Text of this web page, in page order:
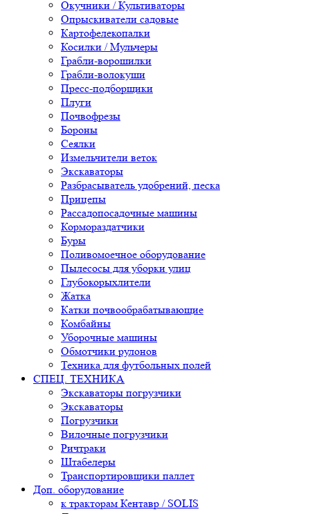
Окучники / Культиваторы
Опрыскиватели садовые
Картофелекопалки
Косилки / Мульчеры
Грабли-ворошилки
Грабли-волокуши
Пресс-подборщики
Плуги
Почвофрезы
Бороны
Сеялки
Измельчители веток
Экскаваторы
Разбрасыватель удобрений, песка
Прицепы
Рассадопосадочные машины
Кормораздатчики
Буры
Поливомоечное оборудование
Пылесосы для уборки улиц
Глубокорыхлители
Жатка
Катки почвообрабатывающие
Комбайны
Уборочные машины
Обмотчики рулонов
Техника для футбольных полей
СПЕЦ. ТЕХНИКА
Экскаваторы погрузчики
Экскаваторы
Погрузчики
Вилочные погрузчики
Ричтраки
Штабелеры
Транспортировщики паллет
Доп. оборудование
к тракторам Кентавр / SOLIS